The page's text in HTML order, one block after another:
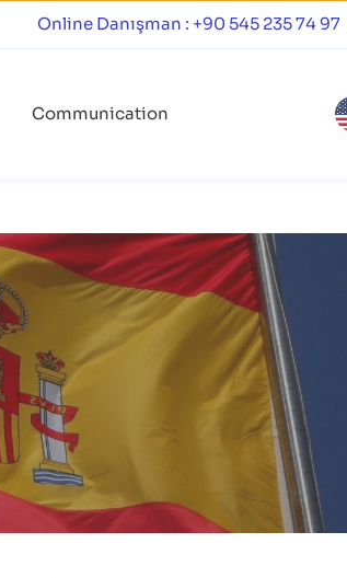
Online Danışman : +90 545 235 74 97
Communication